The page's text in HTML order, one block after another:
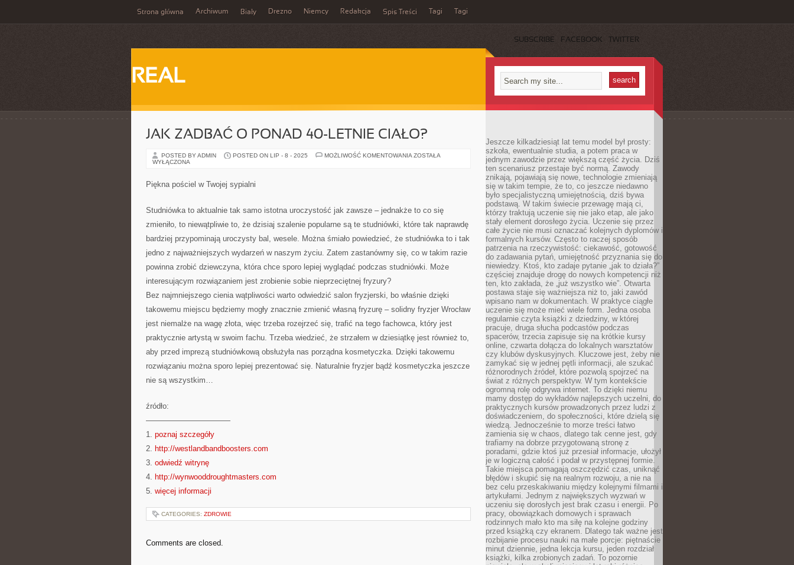
Strona główna Archiwum Biały Drezno Niemcy Redakcja Spis Treści Tagi Tagi
SUBSCRIBE FACEBOOK TWITTER
REAL
JAK ZADBAĆ O PONAD 40-LETNIE CIAŁO?
POSTED BY ADMIN POSTED ON LIP - 8 - 2025 MOŻLIWOŚĆ KOMENTOWANIA JAK
ZOSTAŁA
WYŁĄCZONA
Piękna pościel w Twojej sypialni
Studniówka to aktualnie tak samo istotna uroczystość jak zawsze – jednakże to co się
zmieniło, to niewątpliwie to, że dzisiaj szalenie popularne są te studniówki, które tak naprawdę
bardziej przypominają uroczysty bal, wesele. Można śmiało powiedzieć, że studniówka to i tak
jedno z najważniejszych wydarzeń w naszym życiu. Zatem zastanówmy się, co w takim razie
powinna zrobić dziewczyna, która chce sporo lepiej wyglądać podczas studniówki. Może
interesującym rozwiązaniem jest zrobienie sobie nieprzeciętnej fryzury?
Bez najmniejszego cienia wątpliwości warto odwiedzić salon fryzjerski, bo właśnie dzięki
takowemu miejscu będziemy mogły znacznie zmienić własną fryzurę – solidny fryzjer Wrocław
jest niemalże na wagę złota, więc trzeba rozejrzeć się, trafić na tego fachowca, który jest
praktycznie artystą w swoim fachu. Trzeba wiedzieć, że strzałem w dziesiątkę jest również to,
aby przed imprezą studniówkową obsłużyła nas porządna kosmetyczka. Dzięki takowemu
rozwiązaniu można sporo lepiej prezentować się. Naturalnie fryzjer bądź kosmetyczka jeszcze
nie są wszystkim…
źródło:
———————————
1. poznaj szczegóły
2. http://westlandbandboosters.com
3. odwiedź witrynę
4. http://wynwooddroughtmasters.com
5. więcej informacji
CATEGORIES: ZDROWIE
Comments are closed.
Jeszcze kilkadziesiąt lat temu model był prosty:
szkoła, ewentualnie studia, a potem praca w
jednym zawodzie przez większą część życia. Dziś
ten scenariusz przestaje być normą. Zawody
znikają, pojawiają się nowe, technologie zmieniają
się w takim tempie, że to, co jeszcze niedawno
było specjalistyczną umiejętnością, dziś bywa
podstawą. W takim świecie przewagę mają ci,
którzy traktują uczenie się nie jako etap, ale jako
stały element dorosłego życia. Uczenie się przez
całe życie nie musi oznaczać kolejnych dyplomów i
formalnych kursów. Często to raczej sposób
patrzenia na rzeczywistość: ciekawość, gotowość
do zadawania pytań, umiejętność przyznania się do
niewiedzy. Ktoś, kto zadaje pytanie „jak to działa?”
częściej znajduje drogę do nowych kompetencji niż
ten, kto zakłada, że „już wszystko wie”. Otwarta
postawa staje się ważniejsza niż to, jaki zawód
wpisano nam w dokumentach. W praktyce ciągłe
uczenie się może mieć wiele form. Jedna osoba
regularnie czyta książki z dziedziny, w której
pracuje, druga słucha podcastów podczas
spacerów, trzecia zapisuje się na krótkie kursy
online, czwarta dołącza do lokalnych warsztatów
czy klubów dyskusyjnych. Kluczowe jest, żeby nie
zamykać się w jednej pętli informacji, ale szukać
różnorodnych źródeł, które pozwolą spojrzeć na
świat z różnych perspektyw. W tym kontekście
ogromną rolę odgrywa internet. To dzięki niemu
mamy dostęp do wykładów najlepszych uczelni, do
praktycznych kursów prowadzonych przez ludzi z
doświadczeniem, do społeczności, które dzielą się
wiedzą. Jednocześnie to morze treści łatwo
zamienia się w chaos, dlatego tak cenne jest, gdy
trafiamy na dobrze przygotowaną stronę z
poradami, gdzie ktoś już przesiał informacje, ułożył
je w logiczną całość i podał w przystępnej formie.
Takie miejsca pomagają oszczędzić czas, uniknąć
błędów i skupić się na realnym rozwoju, a nie na
bez celu przeskakiwaniu między kolejnymi filmami i
artykułami. Jednym z największych wyzwań w
uczeniu się dorosłych jest brak czasu i energii. Po
pracy, obowiązkach domowych i sprawach
rodzinnych mało kto ma siłę na kolejne godziny
przed książką czy ekranem. Dlatego tak ważne jest
rozbijanie procesu nauki na małe porcje: piętnaście
minut dziennie, jedna lekcja kursu, jeden rozdział
książki, kilka zrobionych zadań. To pozornie